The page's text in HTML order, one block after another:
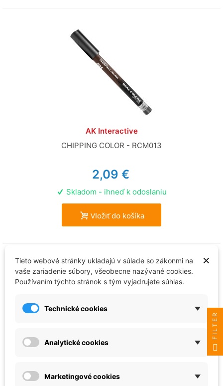
AK Interactive
CHIPPING COLOR - RCM013
2,09 €
Skladom - ihneď k odoslaniu
Vložiť do košíka
RAL 1001 ELFENBEIN-IVORY - RCM014
×
Tieto webové stránky ukladajú v súlade so zákonmi na
vaše zariadenie súbory, všeobecne nazývané cookies.
Používaním týchto stránok s tým vyjadrujete súhlas.
Technické cookies
Analytické cookies
Marketingové cookies
FILTER